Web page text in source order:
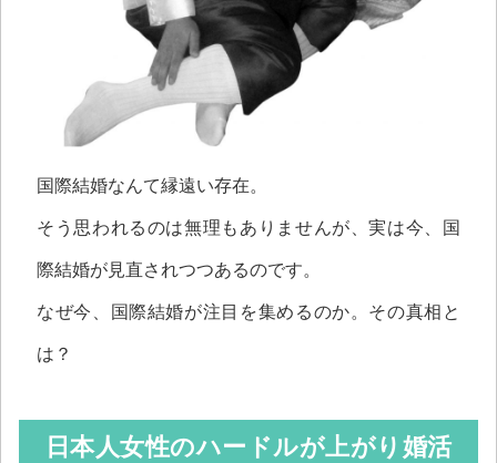
国際結婚なんて縁遠い存在。
そう思われるのは無理もありませんが、実は今、国
際結婚が見直されつつあるのです。
なぜ今、国際結婚が注目を集めるのか。その真相と
は？
日本人女性のハードルが上がり婚活